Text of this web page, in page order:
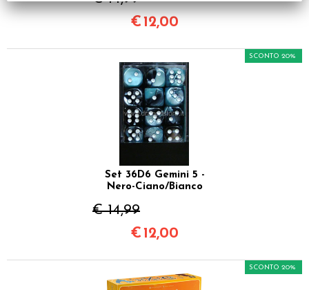
€12,00
Set 36D6 Gemini 5 -
Nero-Ciano/Bianco
€ 14,99
SCONTO 20%
€ 12,00
SCONTO 20%